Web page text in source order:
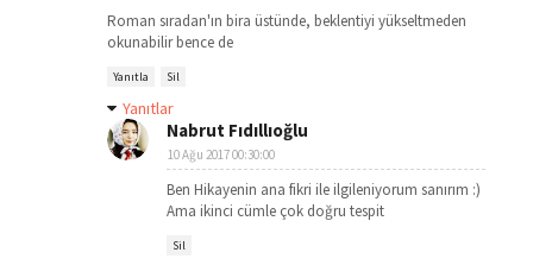
Roman sıradan'ın bira üstünde, beklentiyi yükseltmeden
okunabilir bence de
Yanıtla Sil
Yanıtlar
Nabrut Fıdıllıoğlu
10 Ağu 2017 00:30:00
Ben Hikayenin ana fikri ile ilgileniyorum sanırım :)
Ama ikinci cümle çok doğru tespit
Sil